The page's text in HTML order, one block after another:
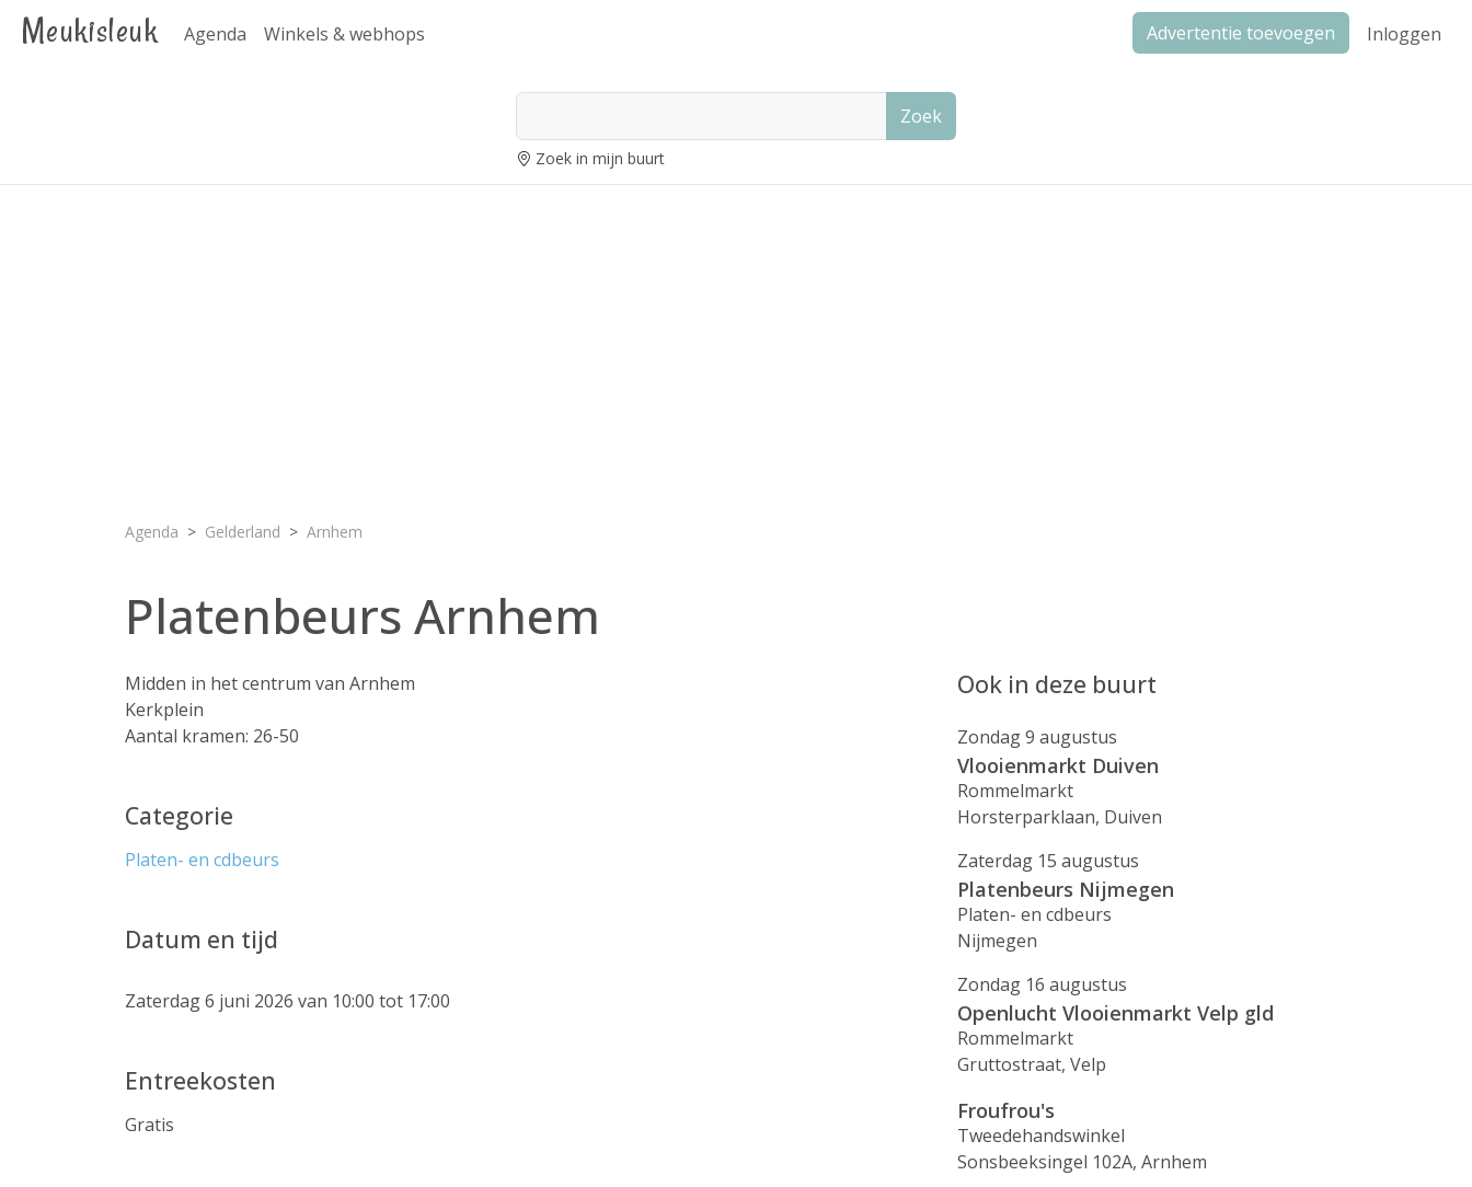
Meukisleuk Agenda Winkels & webhops Advertentie toevoegen Inloggen
Zoek
Zoek in mijn buurt
Agenda Gelderland Arnhem
Platenbeurs Arnhem
Midden in het centrum van Arnhem
Kerkplein
Aantal kramen: 26-50
Categorie
Platen- en cdbeurs
Datum en tijd
Zaterdag 6 juni 2026 van 10:00 tot 17:00
Entreekosten
Gratis
Ook in deze buurt
Zondag 9 augustus
Vlooienmarkt Duiven
Rommelmarkt
Horsterparklaan, Duiven
Zaterdag 15 augustus
Platenbeurs Nijmegen
Platen- en cdbeurs
Nijmegen
Zondag 16 augustus
Openlucht Vlooienmarkt Velp gld
Rommelmarkt
Gruttostraat, Velp
Froufrou's
Tweedehandswinkel
Sonsbeeksingel 102A, Arnhem